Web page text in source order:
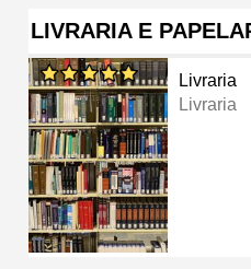
LIVRARIA E
Livraria
Livraria